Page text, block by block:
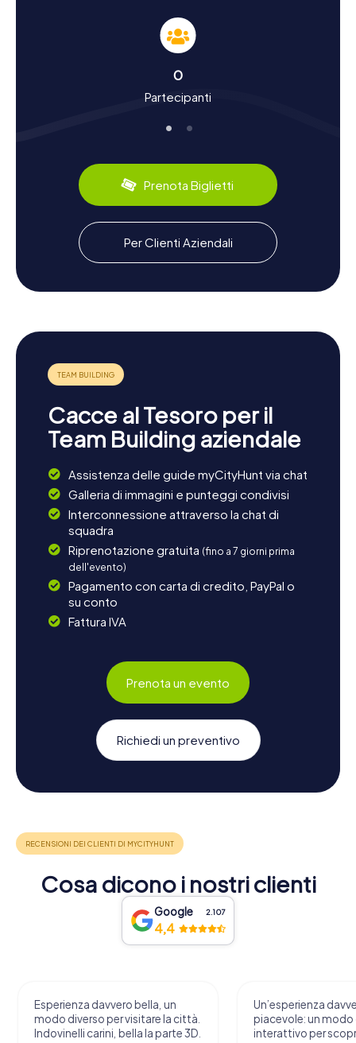
Vivere la storia e la cultura durante una caccia al
Un tempo, la città era un importante centro per
l'estrazione del carbone, un'eredità che è ancora
Durante la vostra caccia al tesoro a Rugeley, scoprirete di
alla chiusura dell'ultima miniera di carbone nel 1991. Un altro
capitolo interessante è l'apertura del centro di
distribuzione di Amazon nel 2011, che ha rappresentato un
nuovo impulso economico per la regione. Dal punto di
vista culinario, potrete gustare piatti tradizionali inglesi
serviti nei pub e ristoranti locali.
Esplorare i dintorni dopo la caccia al tesoro a
Rugeley
offrono numerose opportunità di relax e ulteriori
esplorazioni. Il vicino Cannock Chase è una splendida area
naturale ideale per escursioni a piedi e in bicicletta. Anche
il Blithfield Reservoir invita a una passeggiata rilassante e
della giornata. Se desiderate saperne di più sulla regione,
è consigliabile visitare le città vicine come Stafford o
Lichfield. Qui potrete scoprire altre attrazioni storiche e
0
Partecipanti
Prenota Biglietti
Per Clienti Aziendali
Cacce al Tesoro per il
Team Building aziendale
Assistenza delle guide myCityHunt via chat
Galleria di immagini e punteggi condivisi
Interconnessione attraverso la chat di
squadra
Riprenotazione gratuita (fino a 7 giorni prima
dell'evento)
Pagamento con carta di credito, PayPal o
su conto
Fattura IVA
Prenota un evento
Richiedi un preventivo
Cosa dicono i nostri clienti
Google 2.107
4,4
Esperienza davvero bella, un
modo diverso per visitare la città.
Indovinelli carini, bella la parte 3D.
Un’esperienza
piacevole: un modo
interattivo per